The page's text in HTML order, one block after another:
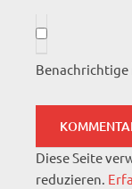
Benachrichtige
Diese Seite
reduzieren.